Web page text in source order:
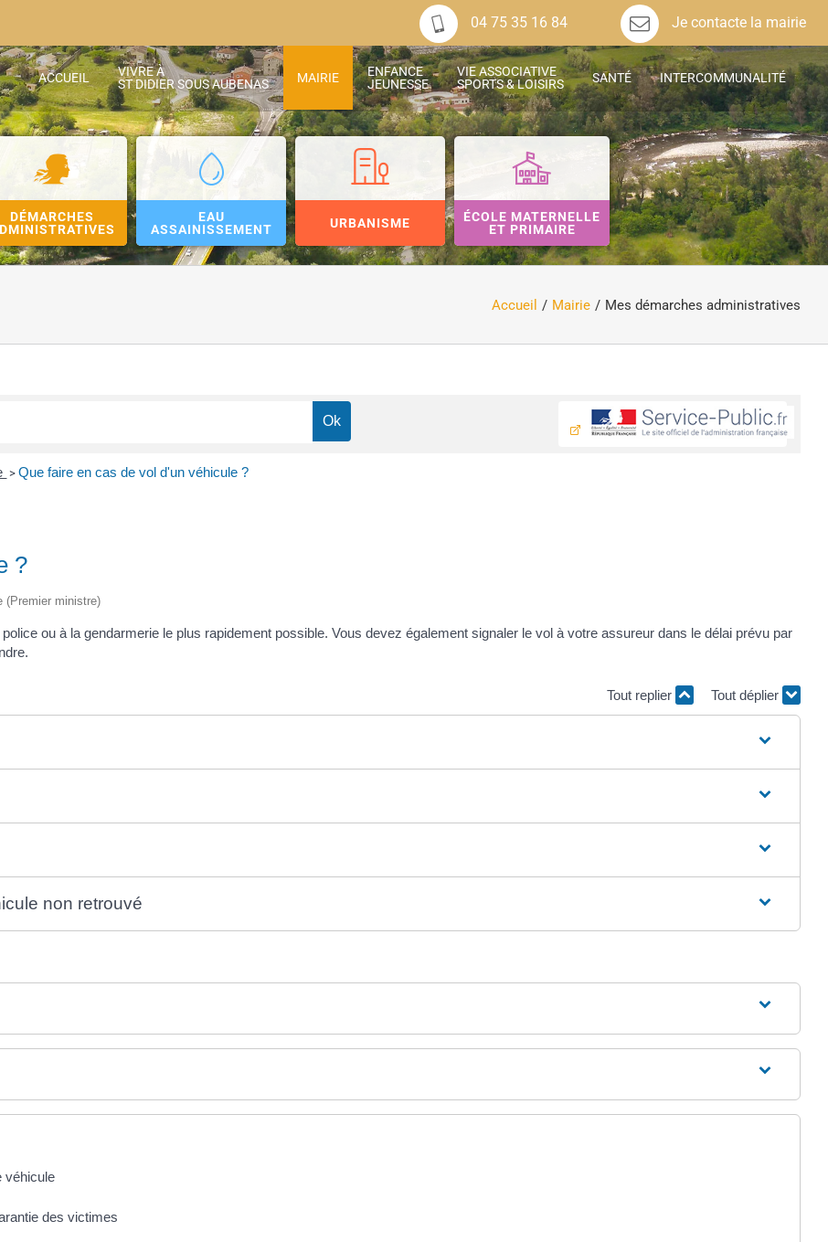
04 75 35 16 84 Je contacte la mairie
ACCUEIL
VIVRE À
ST DIDIER SOUS AUBENAS
MAIRIE
ENFANCE
JEUNESSE
VIE ASSOCIATIVE
SPORTS & LOISIRS
SANTÉ INTERCOMMUNALITÉ
DÉMARCHES
EAU
ASSAINISSEMENT
URBANISME
ÉCOLE MATERNELLE
ET PRIMAIRE
Accueil Mairie Mes démarches administratives
> Que faire en cas de vol d'un véhicule ?
?
(Premier ministre)
ou à la gendarmerie le plus rapidement possible. Vous devez également signaler le vol à votre assureur dans le délai prévu par
Tout replier Tout déplier
non retrouvé
véhicule
des victimes